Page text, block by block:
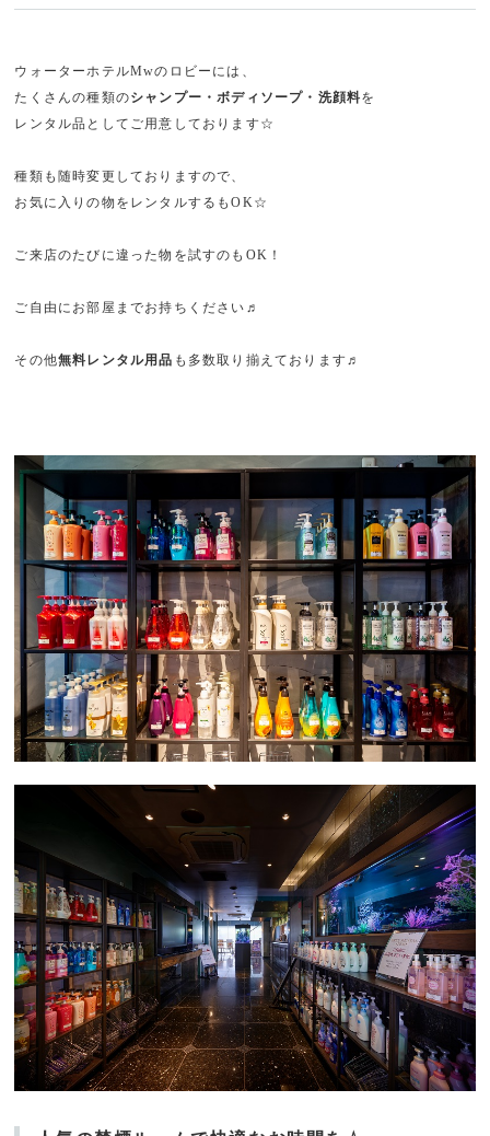
ウォーターホテルMwのロビーには、
たくさんの種類のシャンプー・ボディソープ・洗顔料を
レンタル品としてご用意しております☆
種類も随時変更しておりますので、
お気に入りの物をレンタルするもOK☆
ご来店のたびに違った物を試すのもOK！
ご自由にお部屋までお持ちください♬
その他無料レンタル用品 も多数取り揃えております♬